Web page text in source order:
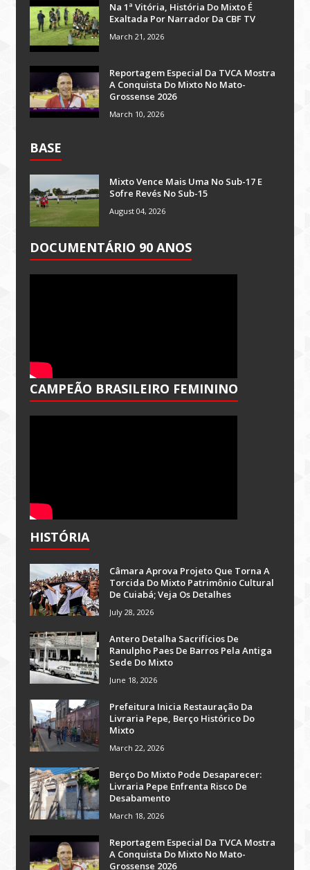
Na 1ª Vitória, História Do Mixto É
Exaltada Por Narrador Da CBF TV
March 21, 2026
Reportagem Especial Da TVCA Mostra
A Conquista Do Mixto No Mato-
Grossense 2026
March 10, 2026
BASE
Mixto Vence Mais Uma No Sub-17 E
Sofre Revés No Sub-15
August 04, 2026
DOCUMENTÁRIO 90 ANOS
CAMPEÃO BRASILEIRO FEMININO
HISTÓRIA
Câmara Aprova Projeto Que Torna A
Torcida Do Mixto Patrimônio Cultural
De Cuiabá; Veja Os Detalhes
July 28, 2026
Antero Detalha Sacrifícios De
Ranulpho Paes De Barros Pela Antiga
Sede Do Mixto
June 18, 2026
Prefeitura Inicia Restauração Da
Livraria Pepe, Berço Histórico Do
Mixto
March 22, 2026
Berço Do Mixto Pode Desaparecer:
Livraria Pepe Enfrenta Risco De
Desabamento
March 18, 2026
Reportagem Especial Da TVCA Mostra
A Conquista Do Mixto No Mato-
Grossense 2026